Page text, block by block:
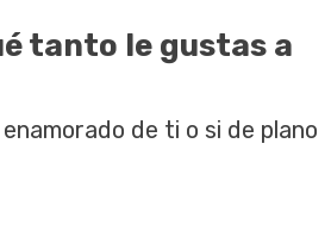
tanto le gustas a
de ti o si de plano